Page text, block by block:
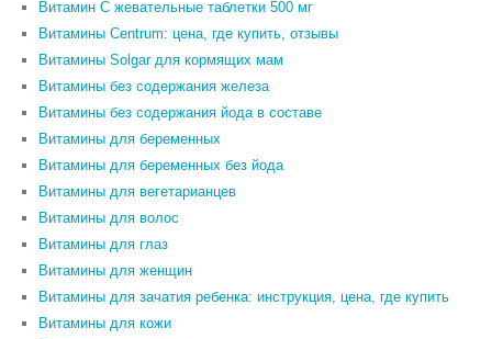
Витамин С жевательные таблетки 500 мг
Витамины Centrum: цена, где купить, отзывы
Витамины Solgar для кормящих мам
Витамины без содержания железа
Витамины без содержания йода в составе
Витамины для беременных
Витамины для беременных без йода
Витамины для вегетарианцев
Витамины для волос
Витамины для глаз
Витамины для женщин
Витамины для зачатия ребенка: инструкция, цена, где купить
Витамины для кожи